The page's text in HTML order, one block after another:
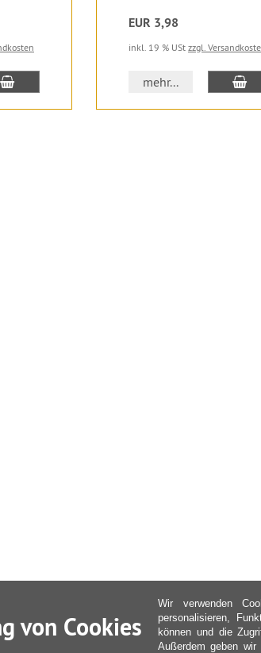
In den Warenkorb
EUR 3,98
inkl. 19 % USt zzgl.
mehr... In
von Cookies
Wir verwenden
personalisieren,
können und die
Außerdem geben